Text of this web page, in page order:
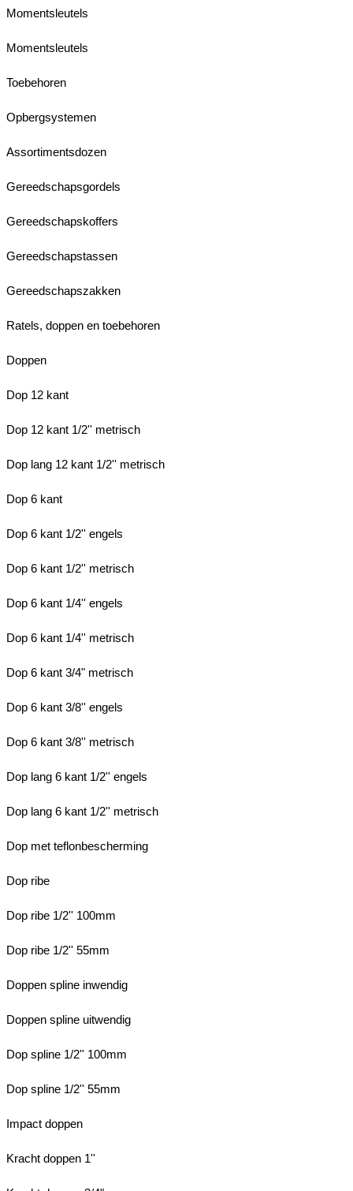
Momentsleutels
Momentsleutels
Toebehoren
Opbergsystemen
Assortimentsdozen
Gereedschapsgordels
Gereedschapskoffers
Gereedschapstassen
Gereedschapszakken
Ratels, doppen en toebehoren
Doppen
Dop 12 kant
Dop 12 kant 1/2'' metrisch
Dop lang 12 kant 1/2'' metrisch
Dop 6 kant
Dop 6 kant 1/2'' engels
Dop 6 kant 1/2'' metrisch
Dop 6 kant 1/4'' engels
Dop 6 kant 1/4'' metrisch
Dop 6 kant 3/4" metrisch
Dop 6 kant 3/8'' engels
Dop 6 kant 3/8'' metrisch
Dop lang 6 kant 1/2'' engels
Dop lang 6 kant 1/2'' metrisch
Dop met teflonbescherming
Dop ribe
Dop ribe 1/2'' 100mm
Dop ribe 1/2'' 55mm
Doppen spline inwendig
Doppen spline uitwendig
Dop spline 1/2'' 100mm
Dop spline 1/2'' 55mm
Impact doppen
Kracht doppen 1''